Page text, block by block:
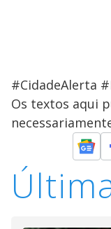
#CidadeAlerta
Os textos aqui